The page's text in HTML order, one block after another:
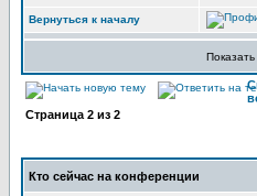
Вернуться к началу
Страница 2 из 2
Кто сейчас на конференции